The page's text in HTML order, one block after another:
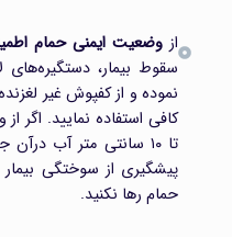
ازوضعیت ایمنی حمام
سقوط بیمار،
نموده و از کفپوش غیر
تا ۱۰ سانتی متر آب
پیشگیری از سوختگی بیمار
حمام رها نکنید.